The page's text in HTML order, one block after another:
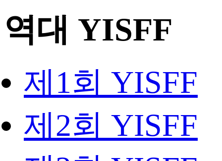
역대 YISFF
제1회 YISFF
제2회 YISFF